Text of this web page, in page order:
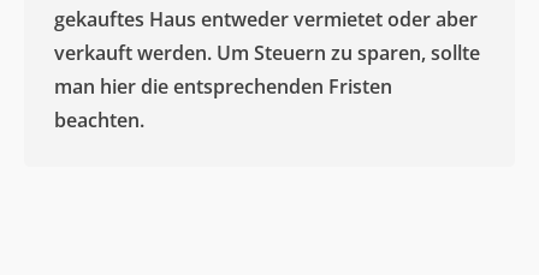
gekauftes Haus entweder vermietet oder aber
verkauft werden. Um Steuern zu sparen, sollte
man hier die entsprechenden Fristen
beachten.